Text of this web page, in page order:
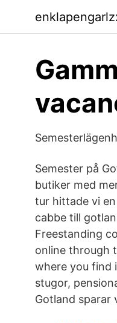
Semester på
butiker med
tur hittade vi
cabbe till
Freestanding
online through
where you find
stugor,
Gotland sparar